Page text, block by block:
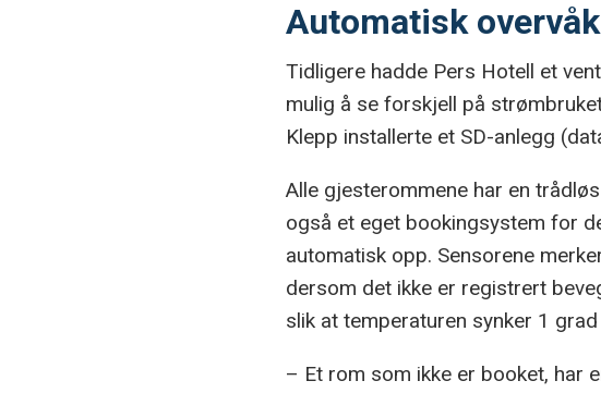
Automatisk
Tidligere hadde Pers Hotell et
mulig å se forskjell på
Klepp installerte et SD-anlegg
Alle gjesterommene har en
også et eget bookingsystem for
automatisk opp. Sensorene
dersom det ikke er registrert
slik at temperaturen synker 1
– Et rom som ikke er booket, har